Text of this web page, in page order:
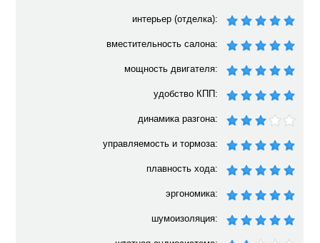
интерьер (отделка):
вместительность салона:
мощность двигателя:
удобство КПП:
динамика разгона:
управляемость и тормоза:
плавность хода:
эргономика:
шумоизоляция: